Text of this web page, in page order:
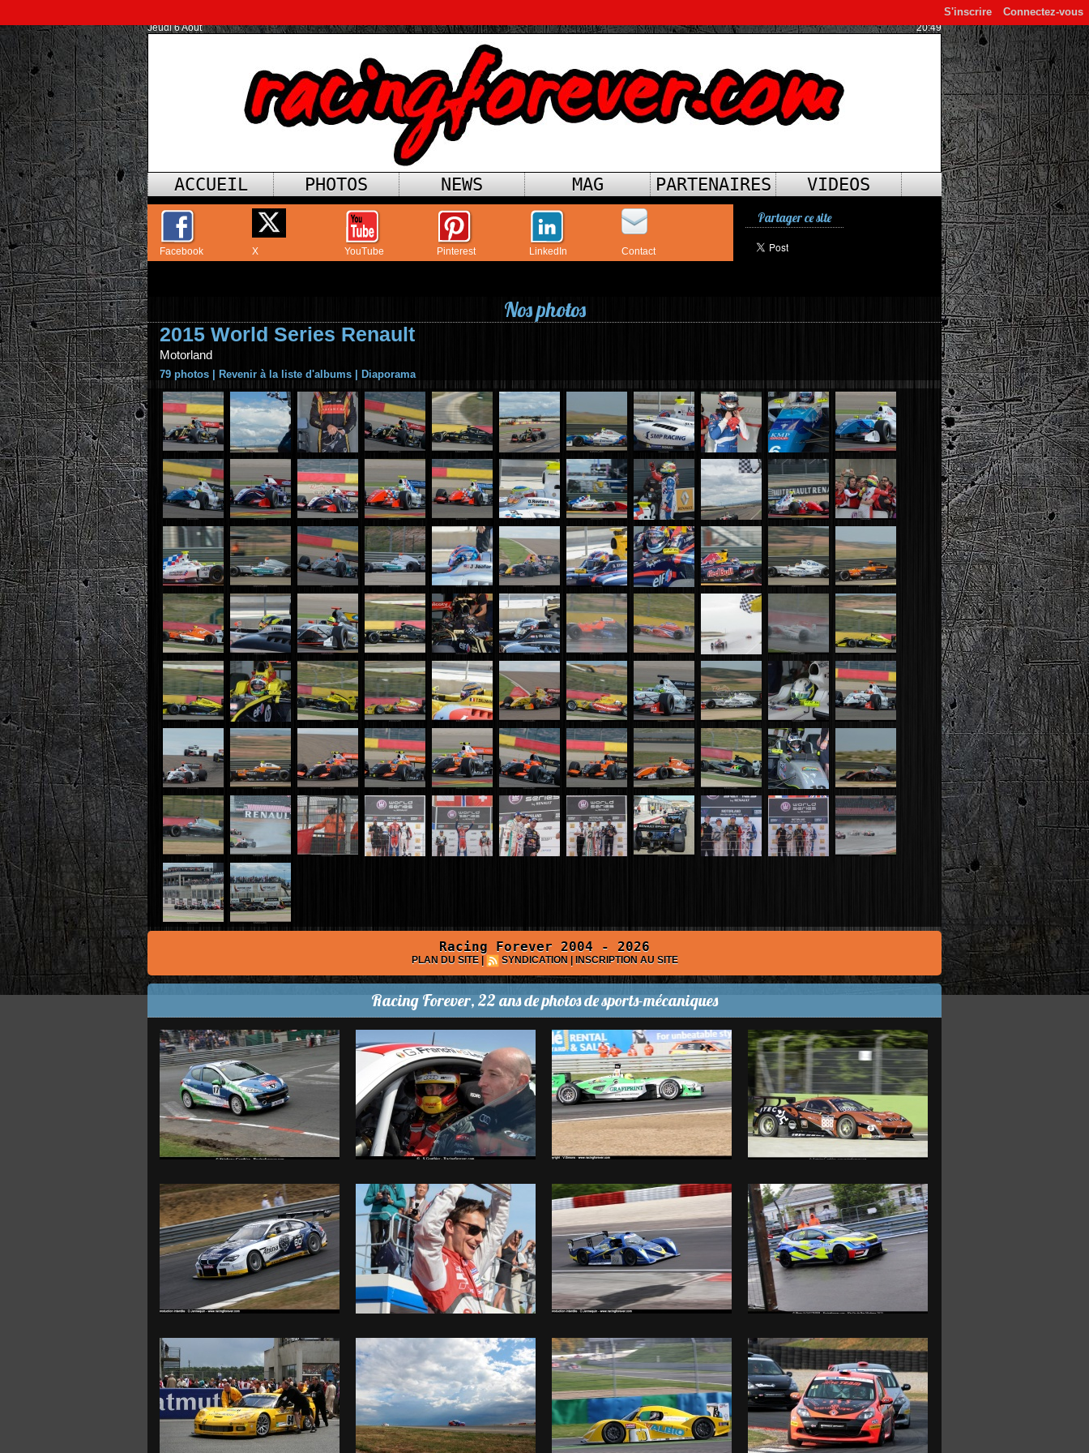
Connectez-vous
S'inscrire
Jeudi 6 Août 20:49
ACCUEIL PHOTOS NEWS MAG PARTENAIRES VIDEOS
Facebook X YouTube Pinterest LinkedIn Contact
Partager ce site
Nos photos
2015 World Series Renault
Motorland
79 photos Revenir à la liste d'albums Diaporama
Racing Forever 2004 - 2026
PLAN DU SITE | SYNDICATION | INSCRIPTION AU SITE
Racing Forever, 22 ans de photos de sports-mécaniques